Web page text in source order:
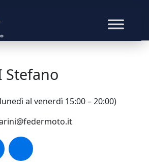
Stefano
al venerdì 15:00 – 20:00)
Email